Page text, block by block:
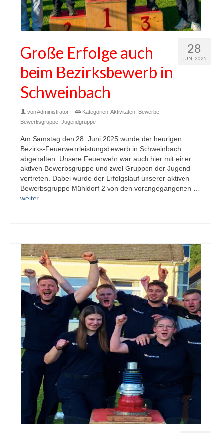
28
JUNI 2025
Große Erfolge auch
beim Bezirksbewerb in
Schweinbach
vonAdministrator | Kategorien: Aktivitäten Bewerbe
Bewerbsgruppe Jugendgruppe |
Am Samstag den 28. Juni 2025 wurde der heurigen
Bezirks-Feuerwehrleistungsbewerb in Schweinbach
abgehalten. Unsere Feuerwehr war auch hier mit einer
aktiven Bewerbsgruppe und zwei Gruppen der Jugend
vertreten. Dabei wurde der Erfolgslauf unserer aktiven
Bewerbsgruppe Mühldorf 2 von den vorangegangenen …
weiter…